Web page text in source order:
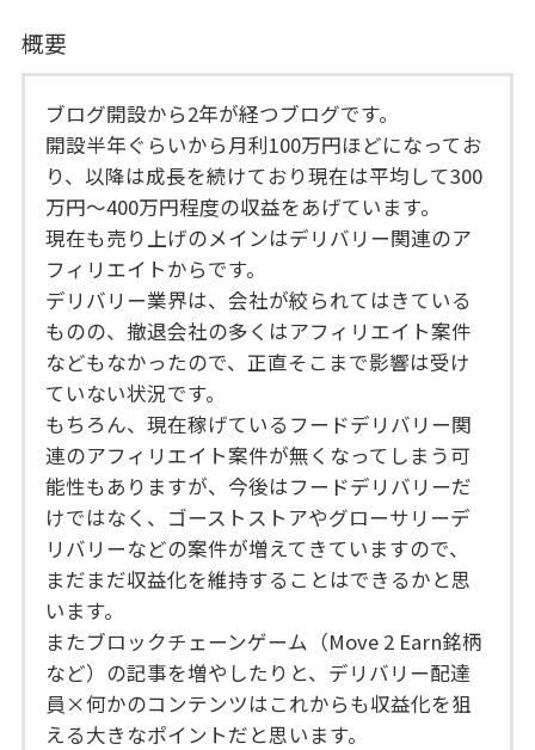
概要
ブログ開設から2年が経つブログです。
開設半年ぐらいから月利100万円ほどになってお
り、以降は成長を続けており現在は平均して300
万円～400万円程度の収益をあげています。
現在も売り上げのメインはデリバリー関連のア
フィリエイトからです。
デリバリー業界は、会社が絞られてはきている
ものの、撤退会社の多くはアフィリエイト案件
などもなかったので、正直そこまで影響は受け
ていない状況です。
もちろん、現在稼げているフードデリバリー関
連のアフィリエイト案件が無くなってしまう可
能性もありますが、今後はフードデリバリーだ
けではなく、ゴーストストアやグローサリーデ
リバリーなどの案件が増えてきていますので、
まだまだ収益化を維持することはできるかと思
います。
またブロックチェーンゲーム（Move 2 Earn銘柄
など）の記事を増やしたりと、デリバリー配達
員×何かのコンテンツはこれからも収益化を狙
える大きなポイントだと思います。